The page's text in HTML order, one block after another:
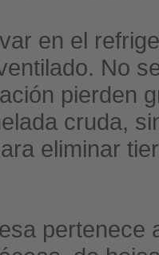
en el
No
pierden
cruda,
eliminar
pertenece